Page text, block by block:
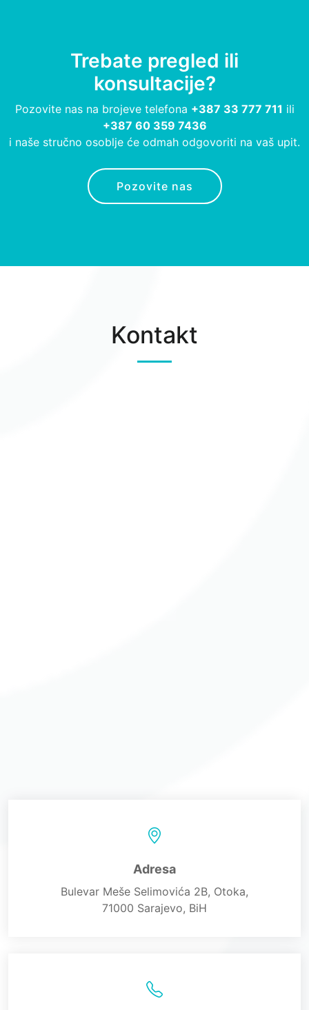
Trebate pregled ili
konsultacije?
Pozovite nas na brojeve telefona +387 33 777 711 ili
+387 60 359 7436
i naše stručno osoblje će odmah odgovoriti na vaš upit.
Pozovite nas
Kontakt
Adresa
Bulevar Meše Selimovića 2B, Otoka,
71000 Sarajevo, BiH